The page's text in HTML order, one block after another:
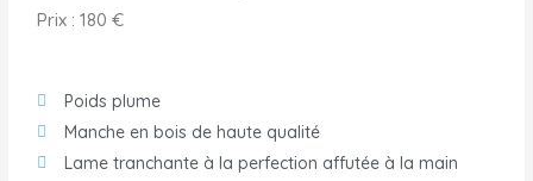
Prix : 180 €
Poids plume
Manche en bois de haute qualité
Lame tranchante à la perfection affutée à la main